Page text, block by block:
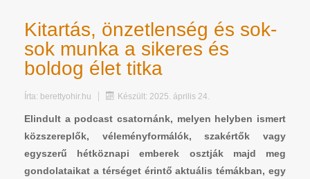
Kitartás, önzetlenség és sok-
sok munka a sikeres és
boldog élet titka
Írta: berettyohir.hu Készült: 2025. április 24.
Elindult a podcast csatornánk, melyen helyben ismert
közszereplők, véleményformálók, szakértők vagy
egyszerű hétköznapi emberek osztják majd meg
gondolataikat a térséget érintő aktuális témákban, egy